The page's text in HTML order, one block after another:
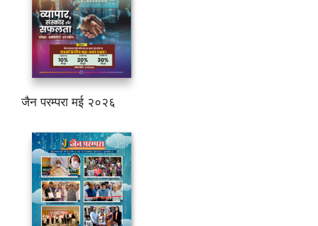
जैन परम्परा मई २०२६